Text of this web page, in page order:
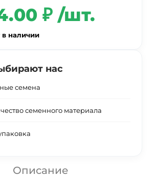
₽ /шт.
наличии
нас
семена
семенного материала
Описание